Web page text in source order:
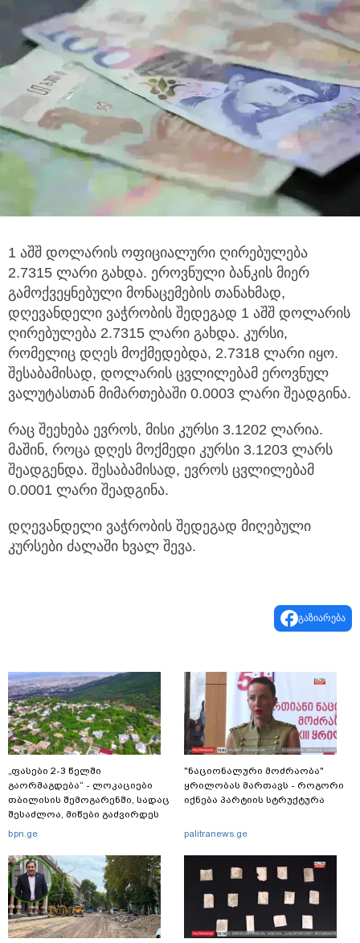
1 აშშ დოლარის ოფიციალური ღირებულება
2.7315 ლარი გახდა. ეროვნული ბანკის მიერ
გამოქვეყნებული მონაცემების თანახმად,
დღევანდელი ვაჭრობის შედეგად 1 აშშ დოლარის
ღირებულება 2.7315 ლარი გახდა. კურსი,
რომელიც დღეს მოქმედებდა, 2.7318 ლარი იყო.
შესაბამისად, დოლარის ცვლილებამ ეროვნულ
ვალუტასთან მიმართებაში 0.0003 ლარი შეადგინა.
რაც შეეხება ევროს, მისი კურსი 3.1202 ლარია.
მაშინ, როცა დღეს მოქმედი კურსი 3.1203 ლარს
შეადგენდა. შესაბამისად, ევროს ცვლილებამ
0.0001 ლარი შეადგინა.
დღევანდელი ვაჭრობის შედეგად მიღებული
კურსები ძალაში ხვალ შევა.
გაზიარება
„ფასები 2-3 წელში
გაორმაგდება“ - ლოკაციები
თბილისის შემოგარენში, სადაც
შესაძლოა, მიწები გაძვირდეს
bpn.ge
"ნაციონალური მოძრაობა"
ყრილობას მართავს - როგორი
იქნება პარტიის სტრუქტურა
palitranews.ge